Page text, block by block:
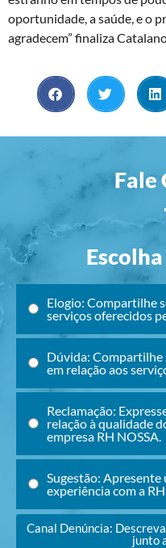
oportunidade, a saúde, e o
agradecem” finaliza
Fale
Elogio: Compartilhe
serviços oferecidos
Dúvida: Compartilhe
em relação aos
Reclamação:
relação à qualidade
empresa RH NOSSA.
Sugestão:
experiência com a
Canal Denúncia:
junto